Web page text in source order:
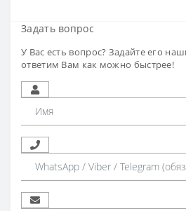
Задать вопрос
У Вас есть вопрос? Задайте его
ответим Вам как можно быстрее!